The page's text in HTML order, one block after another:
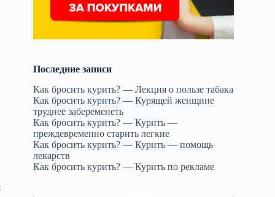
Последние записи
Как бросить курить? — Лекция о пользе табака
Как бросить курить? — Курящей женщине
труднее забеременеть
Как бросить курить? — Курить —
преждевременно старить легкие
Как бросить курить? — Курить — помощь
лекарств
Как бросить курить? — Курить по рекламе